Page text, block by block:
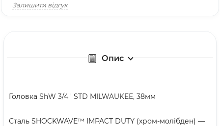
Залишити відгук
Опис
Головка ShW 3/4'' STD MILWAUKEE, 38мм
Сталь SHOCKWAVE™ IMPACT DUTY (хром-молібден) —